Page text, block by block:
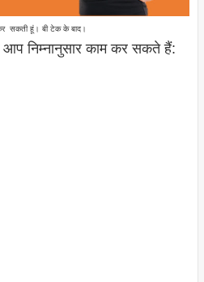
सकती हूं। बी टेक के बाद।
निम्नानुसार काम कर सकते हैं: